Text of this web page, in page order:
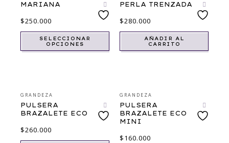
MARIANA
$250.000
SELECCIONAR
OPCIONES
PERLA TRENZADA
$280.000
AÑADIR AL
CARRITO
GRANDEZA
PULSERA
BRAZALETE ECO
$260.000
GRANDEZA
PULSERA
BRAZALETE ECO
MINI
$160.000